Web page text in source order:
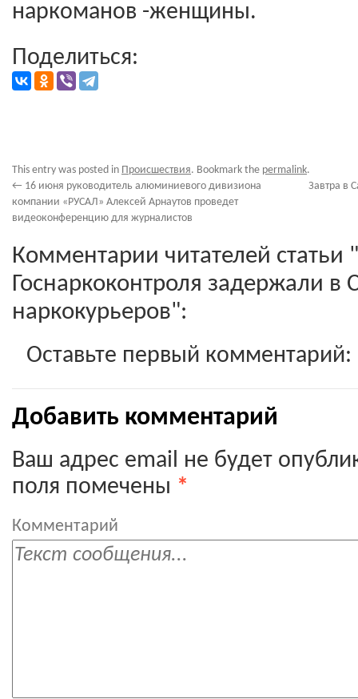
наркоманов -женщины.
Поделиться:
This entry was posted in Происшествия. Bookmark the permalink.
← 16 июня руководитель алюминиевого дивизиона
компании «РУСАЛ» Алексей Арнаутов проведет
видеоконференцию для журналистов
Завтра в
Комментарии читателей статьи
Госнаркоконтроля задержали в
наркокурьеров":
Оставьте первый комментарий:
Добавить комментарий
Ваш адрес email не будет
поля помечены *
Комментарий